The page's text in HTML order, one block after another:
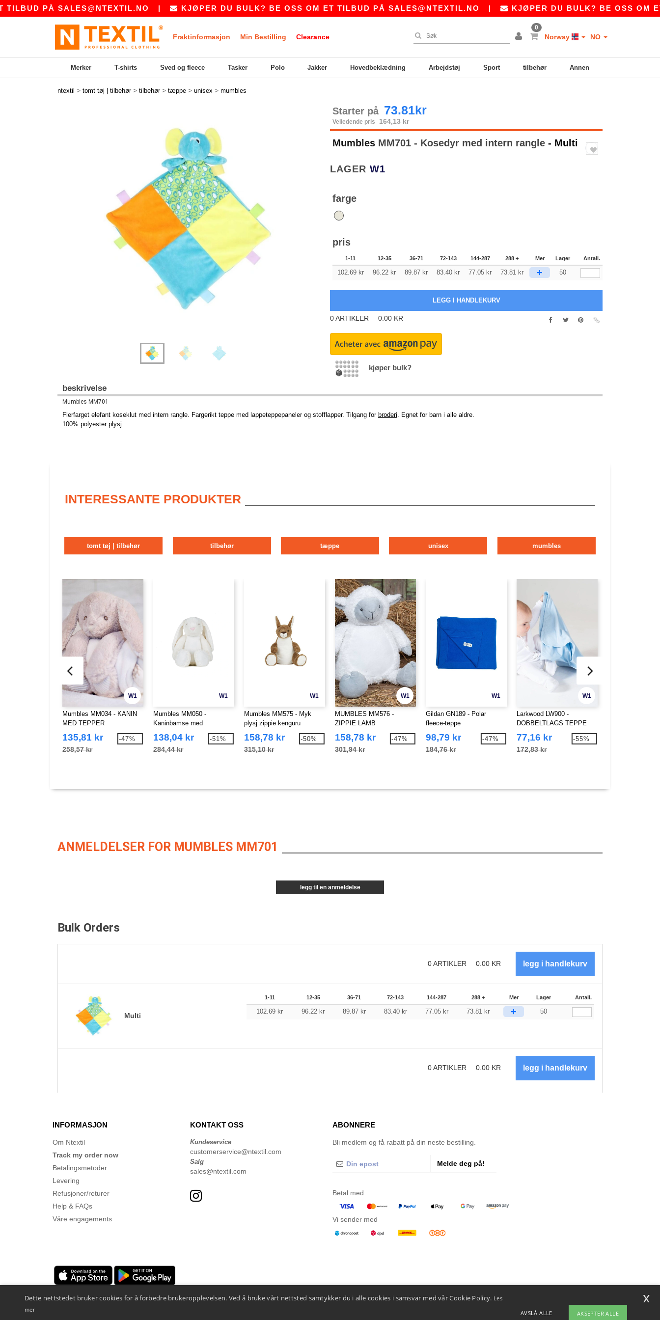
PÅSALES@NTEXTIL.NO| KJØPER DU BULK? BE OSS OM ET TILBUD PÅSALES@NTEXTIL.NO| KJØPER DU BULK? BE OSS OM ET
Fraktinformasjon Min Bestilling Clearance
0
Norway NO
Merker T-shirts Sved og fleece Tasker Polo Jakker Hovedbeklædning Arbejdstøj Sport tilbehør Annen
ntextil > tomt tøj | tilbehør > tilbehør > tæppe > unisex > mumbles
Previous
Next
Starter på 73.81kr
Veiledende pris 164,13 kr
Mumbles MM701 - Kosedyr med intern rangle - Multi
LAGER W1
farge
pris
1-11 12-35 36-71 72-143 144-287 288 + Mer Lager Antall.
102.69 kr 96.22 kr 89.87 kr 83.40 kr 77.05 kr 73.81 kr + 50
0ARTIKLER 0.00 KR
kjøper bulk?
beskrivelse
Mumbles MM701
Flerfarget elefant koseklut med intern rangle. Fargerikt teppe med lappeteppepaneler og stofflapper. Tilgang for broderi . Egnet for barn i alle aldre.
100% polyesterplysj.
INTERESSANTE PRODUKTER
tomt tøj | tilbehør tilbehør tæppe unisex mumbles
W1
Mumbles MM034 - KANIN
MED TEPPER
135,81 kr
258,57 kr
-47%
W1
Mumbles MM050 -
Kaninbamse med
glidelåsåpning
138,04 kr
284,44 kr
-51%
W1
Mumbles MM575 - Myk
plysj zippie kenguru
158,78 kr
315,10 kr
-50%
W1
MUMBLES MM576 -
ZIPPIE LAMB
158,78 kr
301,94 kr
-47%
W1
Gildan GN189 - Polar
fleece-teppe
98,79 kr
184,76 kr
-47%
W1
Larkwood LW900 -
DOBBELTLAGS TEPPE
77,16 kr
172,83 kr
-55%
ANMELDELSER FOR MUMBLES MM701
legg til en anmeldelse
Bulk Orders
0ARTIKLER 0.00 KR
Multi
1-11 12-35 36-71 72-143 144-287 288 + Mer Lager Antall.
102.69 kr 96.22 kr 89.87 kr 83.40 kr 77.05 kr 73.81 kr + 50
0ARTIKLER 0.00 KR
INFORMASJON
Om Ntextil
Track my order now
Betalingsmetoder
Levering
Refusjoner/returer
Help & FAQs
Våre engagements
KONTAKT OSS
Kundeservice
customerservice@ntextil.com
Salg
sales@ntextil.com
ABONNERE
Bli medlem og få rabatt på din neste bestilling.
Melde deg på!
Betal med
Vi sender med
Dette nettstedet bruker cookies for å forbedre brukeropplevelsen. Ved å bruke vårt nettsted samtykker du i alle cookies i samsvar med vår Cookie Policy. Les
mer
AVSLÅ ALLE AKSEPTER ALLE
x